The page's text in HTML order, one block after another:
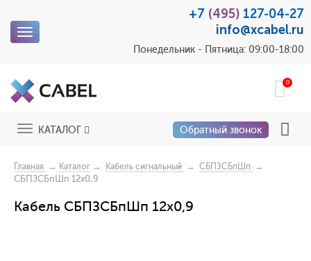
Toggle
+7 (495) 127-04-27
info@xcabel.ru
Понедельник - Пятница: 09:00-18:00
0
ToggleКАТАЛОГ Обратный звонок
Главная → Каталог → Кабель сигнальный → СБПЗСБпШп
→
СБПЗСБпШп 12x0,9
Кабель СБПЗСБпШп 12x0,9